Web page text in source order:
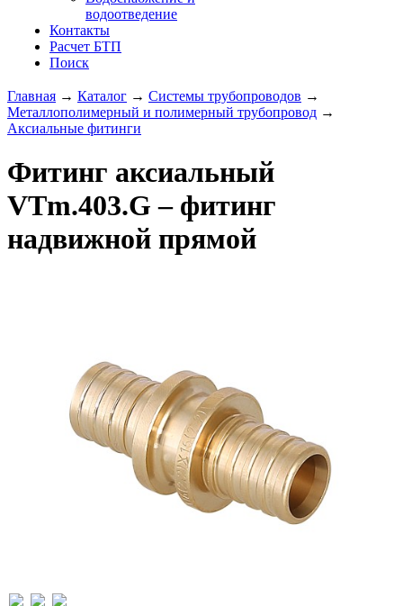
водоотведение
Контакты
Расчет БТП
Поиск
Главная → Каталог → Системы трубопроводов →
Металлополимерный и полимерный трубопровод →
Аксиальные фитинги
Фитинг аксиальный
VTm.403.G – фитинг
надвижной прямой